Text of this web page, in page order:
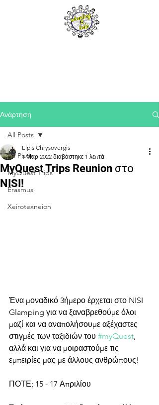
Ανάρτηση
All Posts
MyQuest Trips
Erasmus
Xeirotexneion
All Posts
MyQuest Trips Reunion στο
NISI!
Elpis Chrysovergis
1 Μαρ 2022 διαβάστηκε 1 λεπτά
Ένα μοναδικό 3ήμερο έρχεται στο NISI
Glamping για να ξαναβρεθούμε όλοι
μαζί και να αναπολήσουμε αξέχαστες
στιγμές των ταξιδιών του #myQuest
αλλά και για να μοιραστούμε τις
εμπειρίες μας με άλλους ανθρώπους!
ΠΟΤΕ; 15 - 17 Απριλίου